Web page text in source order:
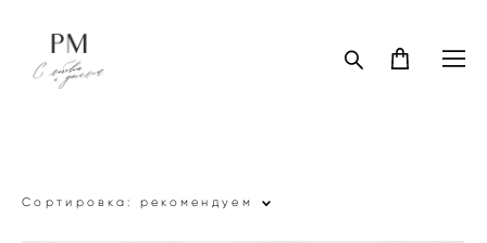
Сортировка: рекомендуем